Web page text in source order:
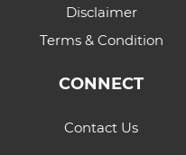
Disclaimer
Terms & Condition
CONNECT
Contact Us